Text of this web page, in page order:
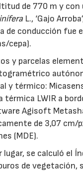
de 770 m y
L., ‘Gajo
de conducción fue
cepa).
y parcelas
y térmico:
térmica LWIR a
Agisoft
de 3,07 cm/
(MDE).
se calculó el
de vegetación,